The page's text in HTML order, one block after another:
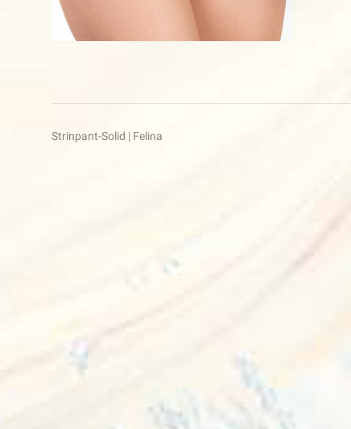
Beitragsnavigation
Strinpant-Solid | Felina